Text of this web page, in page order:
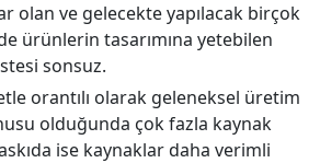
olan ve gelecekte yapılacak birçok
ürünlerin tasarımına yetebilen
sonsuz.
orantılı olarak geleneksel üretim
olduğunda çok fazla kaynak
ise kaynaklar daha verimli